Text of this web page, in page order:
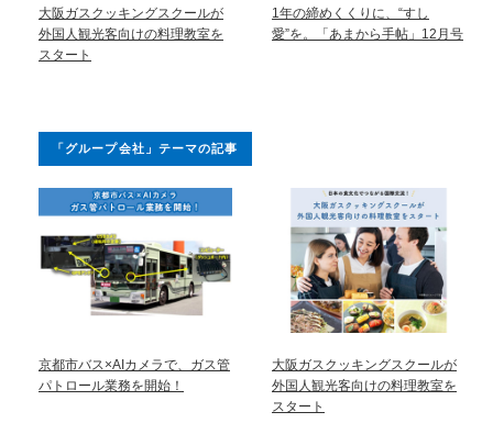
大阪ガスクッキングスクールが
外国人観光客向けの料理教室を
スタート
1年の締めくくりに、“すし
愛”を。「あまから手帖」12月号
「グループ会社」テーマの記事
京都市バス×AIカメラで、ガス管
パトロール業務を開始！
大阪ガスクッキングスクールが
外国人観光客向けの料理教室を
スタート